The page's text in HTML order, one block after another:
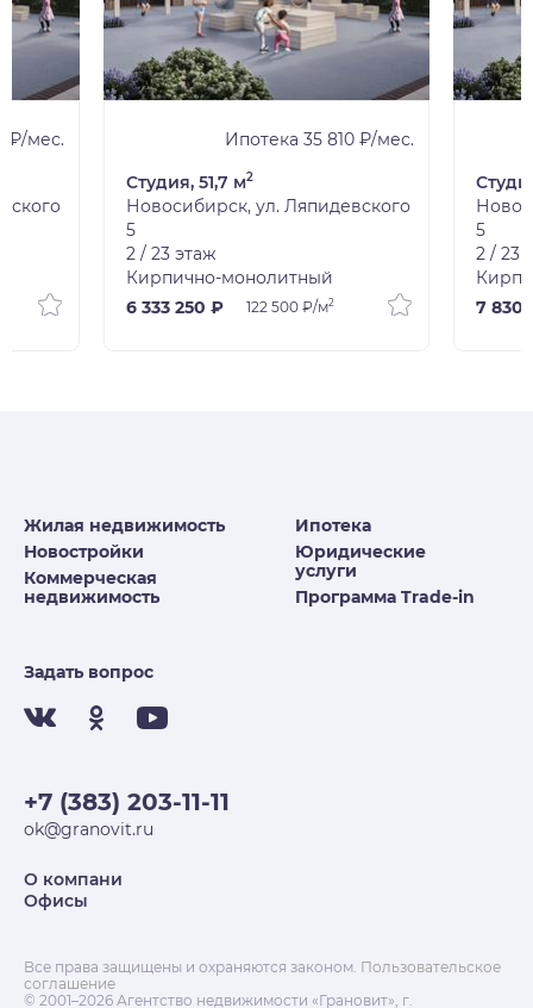
₽/мес.
Ипотека 35 810 ₽/мес.
Студия, 51,7 м2
Новосибирск, ул. Ляпидевского
5
2 / 23 этаж
Кирпично-монолитный
6 333 250 ₽
122 500 ₽/м2
5
2 / 23
7 830
Жилая недвижимость
Новостройки
Коммерческая
недвижимость
Ипотека
Юридические
услуги
Программа Trade-in
Задать вопрос
+7 (383) 203-11-11
ok@granovit.ru
О компани
Офисы
Все права защищены и охраняются законом. Пользовательское
соглашение
© 2001–2026 Агентство недвижимости «Грановит», г.